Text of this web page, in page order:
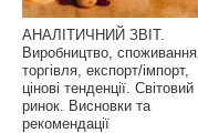
АНАЛІТИЧНИЙ ЗВІТ.
Виробництво, споживання,
торгівля, експорт/імпорт,
цінові тенденції. Світовий
ринок. Висновки та
рекомендації